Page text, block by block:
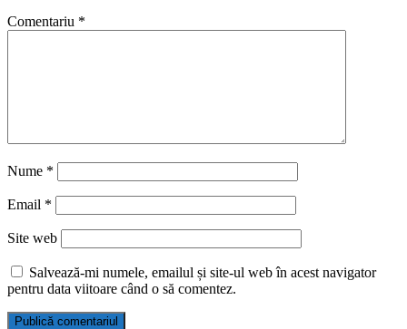
Comentariu *
Nume *
Email *
Site web
Salvează-mi numele, emailul și site-ul web în acest navigator
pentru data viitoare când o să comentez.